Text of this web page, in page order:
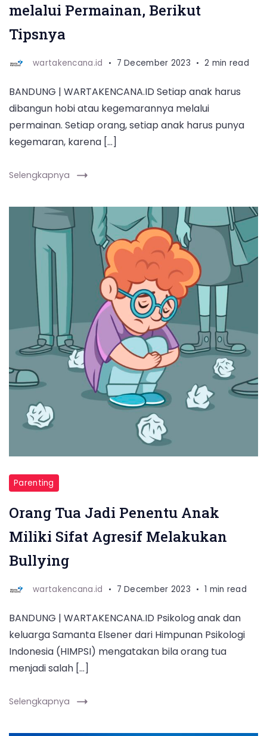
melalui Permainan, Berikut
Tipsnya
wartakencana.id 7 December 2023 2 min read
BANDUNG | WARTAKENCANA.ID Setiap anak harus
dibangun hobi atau kegemarannya melalui
permainan. Setiap orang, setiap anak harus punya
kegemaran, karena […]
Selengkapnya
Parenting
Orang Tua Jadi Penentu Anak
Miliki Sifat Agresif Melakukan
Bullying
wartakencana.id 7 December 2023 1 min read
BANDUNG | WARTAKENCANA.ID Psikolog anak dan
keluarga Samanta Elsener dari Himpunan Psikologi
Indonesia (HIMPSI) mengatakan bila orang tua
menjadi salah […]
Selengkapnya